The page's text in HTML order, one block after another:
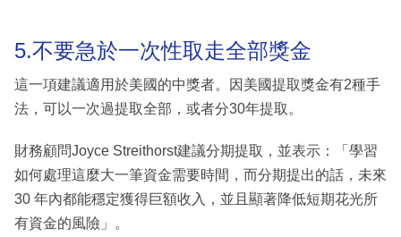
5.不要急於一次性取走全部獎金
這一項建議適用於美國的中獎者。因美國提取獎金有2種手
法，可以一次過提取全部，或者分30年提取。
財務顧問Joyce Streithorst建議分期提取，並表示：「學習
如何處理這麼大一筆資金需要時間，而分期提出的話，未來
30 年內都能穩定獲得巨額收入，並且顯著降低短期花光所
有資金的風險」。